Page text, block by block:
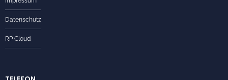
Datenschutz
RP Cloud